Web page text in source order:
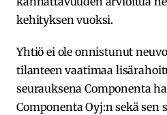
kehityksen vuoksi.
Yhtiö ei ole onnistunut
tilanteen vaatimaa
seurauksena Componenta
Componenta Oyj:n sekä